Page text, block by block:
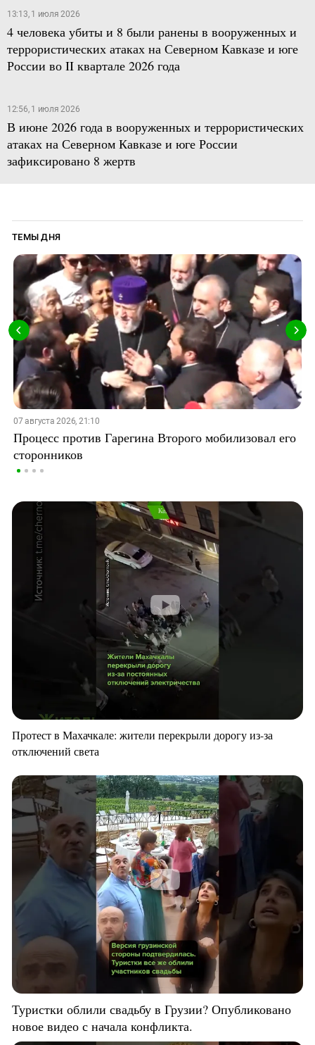
13:13, 1 июля 2026
4 человека убиты и 8 были ранены в вооруженных и
террористических атаках на Северном Кавказе и юге
России во II квартале 2026 года
12:56, 1 июля 2026
В июне 2026 года в вооруженных и террористических
атаках на Северном Кавказе и юге России
зафиксировано 8 жертв
ТЕМЫ ДНЯ
07 августа 2026, 21:10
Процесс против Гарегина Второго мобилизовал его
сторонников
Протест в Махачкале: жители перекрыли дорогу из-за
отключений света
Туристки облили свадьбу в Грузии? Опубликовано
новое видео с начала конфликта.